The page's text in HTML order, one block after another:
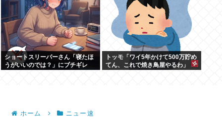
ショートスリーパーさん「寝たほ
うがいいのでは？」にブチギレ
トッモ「ワイ5年かけて500万貯め
てん、これで焼き鳥屋やるわ」
ホーム ニュー速